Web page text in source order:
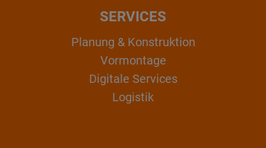
SERVICES
Planung & Konstruktion
Vormontage
Digitale Services
Logistik